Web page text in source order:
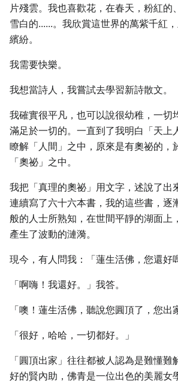
片殘雲。我也喜歡花，在春天，粉紅的
雪白的......。我欣賞這世界的萬紫千紅
繽紛。
我需要快樂。
我想當詩人，我嘗試去學習新詩散文。
我確實很平凡，也可以說很幼稚，一切
滿足於一切的。一直到了我明白「天上
瞭解「人間」之中，原來是有奧祕的，
「奧祕」之中。
我把「真理的奧祕」用文字，述說了出
連續寫了六十六本書，我的這些書，逐
般的人士所熟知，在世間平靜的湖面上
產生了波動的漣漪。
現今，有人問我：「蓮生活佛，您還好
「啊嗨！我還好。」我答。
「噢！蓮生活佛，聽說您圓頂了，您出
「很好，哈哈，一切都好。」
「圓頂出家」往往都被人認為是難懂難
好的賢內助，佛青是一位出色的美麗女